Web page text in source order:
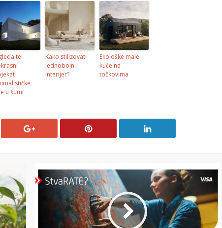
u šumi
Kako stilizovati
jednobojni
interijer?
Ekološke male
kuće na
točkovima